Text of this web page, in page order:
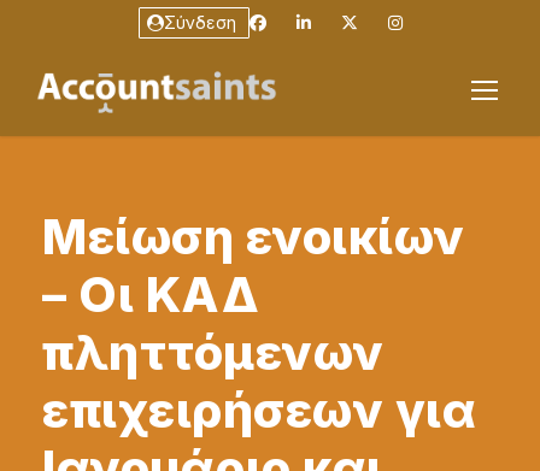
Σύνδεση
Μείωση ενοικίων
– Οι ΚΑΔ
πληττόμενων
επιχειρήσεων για